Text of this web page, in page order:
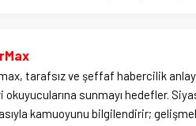
tarafsız ve şeffaf habercilik
okuyucularına sunmayı hedefler.
kamuoyunu bilgilendirir;